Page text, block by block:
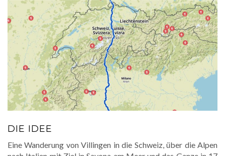
DIE IDEE
Eine Wanderung von Villingen in die Schweiz, über die Alpen